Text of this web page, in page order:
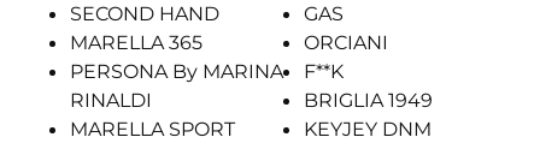
SECOND HAND
MARELLA 365
PERSONA By MARINA
RINALDI
MARELLA SPORT
GAS
ORCIANI
F**K
BRIGLIA 1949
KEYJEY DNM